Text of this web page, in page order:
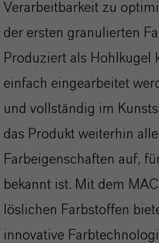
Verarbeitbarkeit zu
der ersten granulierten
Produziert als Hohlkugel
einfach eingearbeitet
und vollständig im
das Produkt weiterhin
Farbeigenschaften auf,
bekannt ist. Mit dem
löslichen Farbstoffen
innovative